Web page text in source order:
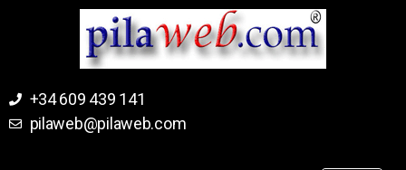
+34 609 439 141
pilaweb@pilaweb.com